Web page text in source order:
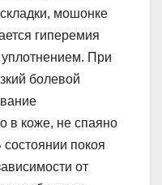
мошонке
гиперемия
При
болевой
в коже, не спаяно
покоя
от